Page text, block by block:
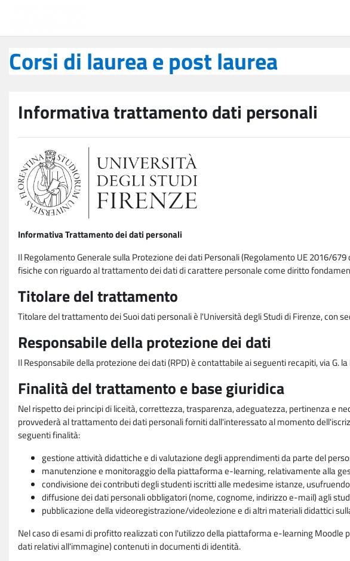
Corsi di laurea e post laurea
Informativa trattamento dati personali
Informativa Trattamento dei dati personali
Il Regolamento Generale sulla Protezione dei dati Personali (Regolamento UE 2016/
fisiche con riguardo al trattamento dei dati di carattere personale come diritto
Titolare del trattamento
Titolare del trattamento dei Suoi dati personali è l'Università degli Studi di Firenze, con
Responsabile della protezione dei dati
Il Responsabile della protezione dei dati (RPD) è contattabile ai seguenti recapiti, via G.
Finalità del trattamento e base giuridica
Nel rispetto dei principi di liceità, correttezza, trasparenza, adeguatezza, pertinenza e
provvederà al trattamento dei dati personali forniti dall'interessato al momento
seguenti finalità:
gestione attività didattiche e di valutazione degli apprendimenti da parte del
manutenzione e monitoraggio della piattaforma e-learning, relativamente alla
condivisione dei contributi degli studenti iscritti alle medesime istanze,
diffusione dei dati personali obbligatori (nome, cognome, indirizzo e-mail) agli
pubblicazione della videoregistrazione/videolezione e di altri materiali didattici
Nel caso di esami di profitto realizzati con l'utilizzo della piattaforma e-learning
dati relativi all'immagine) contenuti in documenti di identità.